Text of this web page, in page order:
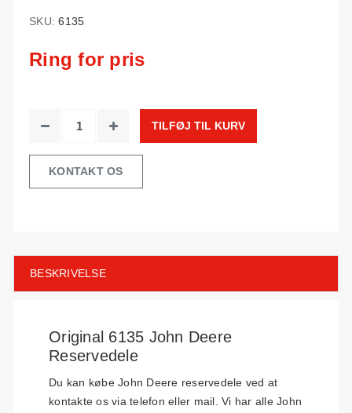
SKU: 6135
Ring for pris
TILFØJ TIL KURV
KONTAKT OS
BESKRIVELSE
Original 6135 John Deere
Reservedele
Du kan købe John Deere reservedele ved at
kontakte os via telefon eller mail. Vi har alle John